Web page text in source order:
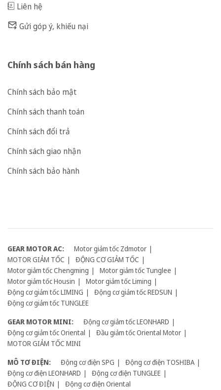
Liên hệ
Gửi góp ý, khiếu nại
Chính sách bán hàng
Chính sách bảo mật
Chính sách thanh toán
Chính sách đổi trả
Chính sách giao nhận
Chính sách bảo hành
GEAR MOTOR AC:
Motor giảm tốc Zdmotor
MOTOR GIẢM TỐC
ĐỘNG CƠ GIẢM TỐC
Motor giảm tốc Chengming
Motor giảm tốc Tunglee
Motor giảm tốc Housin
Motor giảm tốc Liming
Động cơ giảm tốc LIMING
Động cơ giảm tốc REDSUN
Động cơ giảm tốc TUNGLEE
GEAR MOTOR MINI:
Động cơ giảm tốc LEONHARD
Động cơ giảm tốc Oriental
Đầu giảm tốc Oriental Motor
MOTOR GIẢM TỐC MINI
MÔ TƠ ĐIỆN:
Động cơ điện SPG
Động cơ điện TOSHIBA
Động cơ điện LEONHARD
Động cơ điện TUNGLEE
ĐỘNG CƠ ĐIỆN
Động cơ điện Oriental